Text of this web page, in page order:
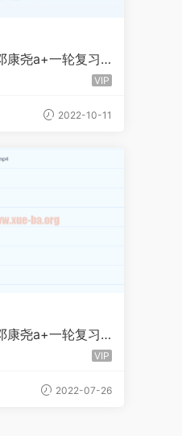
康尧a+一轮复习
8讲
VIP
2022-10-11
康尧a+一轮复习
VIP
2022-07-26